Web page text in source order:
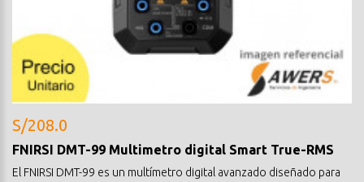
S/208.0
FNIRSI DMT-99 Multimetro digital Smart True-RMS
El FNIRSI DMT-99 es un multímetro digital avanzado diseñado para